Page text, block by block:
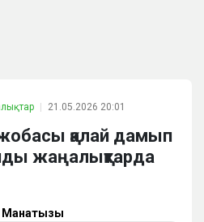
21.05.2026 20:01
қалай дамып
жаңалықтарда